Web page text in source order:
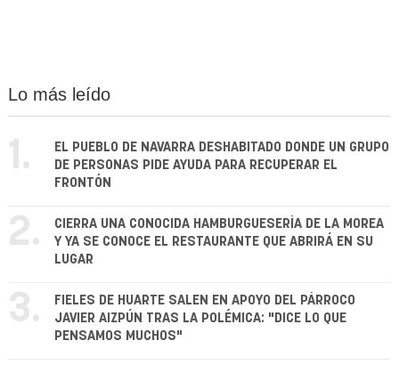
Lo más leído
1.
EL PUEBLO DE NAVARRA DESHABITADO DONDE UN GRUPO
DE PERSONAS PIDE AYUDA PARA RECUPERAR EL
FRONTÓN
2.
CIERRA UNA CONOCIDA HAMBURGUESERÍA DE LA MOREA
Y YA SE CONOCE EL RESTAURANTE QUE ABRIRÁ EN SU
LUGAR
3.
FIELES DE HUARTE SALEN EN APOYO DEL PÁRROCO
JAVIER AIZPÚN TRAS LA POLÉMICA: "DICE LO QUE
PENSAMOS MUCHOS"